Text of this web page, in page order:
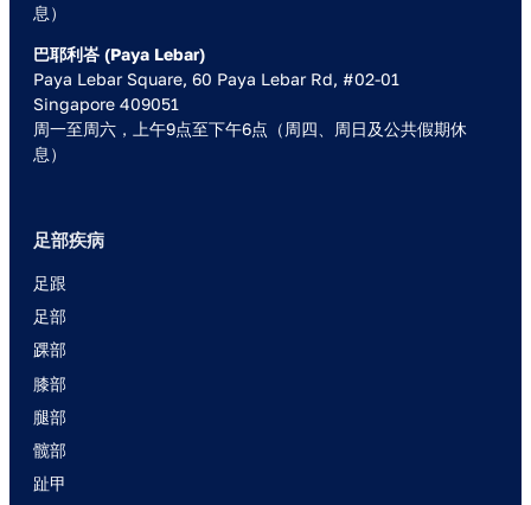
息）
巴耶利峇 (Paya Lebar)
Paya Lebar Square, 60 Paya Lebar Rd, #02-01
Singapore 409051
周一至周六，上午9点至下午6点（周四、周日及公共假期休
息）
足部疾病
足跟
足部
踝部
膝部
腿部
髋部
趾甲